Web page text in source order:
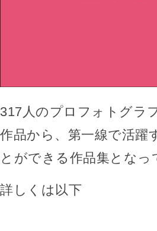
317人のプロフォトグラ
作品から、第一線で活躍
とができる作品集となっ
詳しくは以下